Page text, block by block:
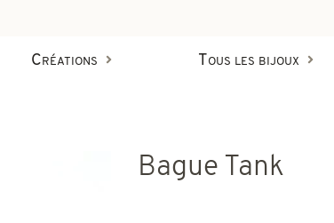
Créations Tous les bijoux
Bague Tank